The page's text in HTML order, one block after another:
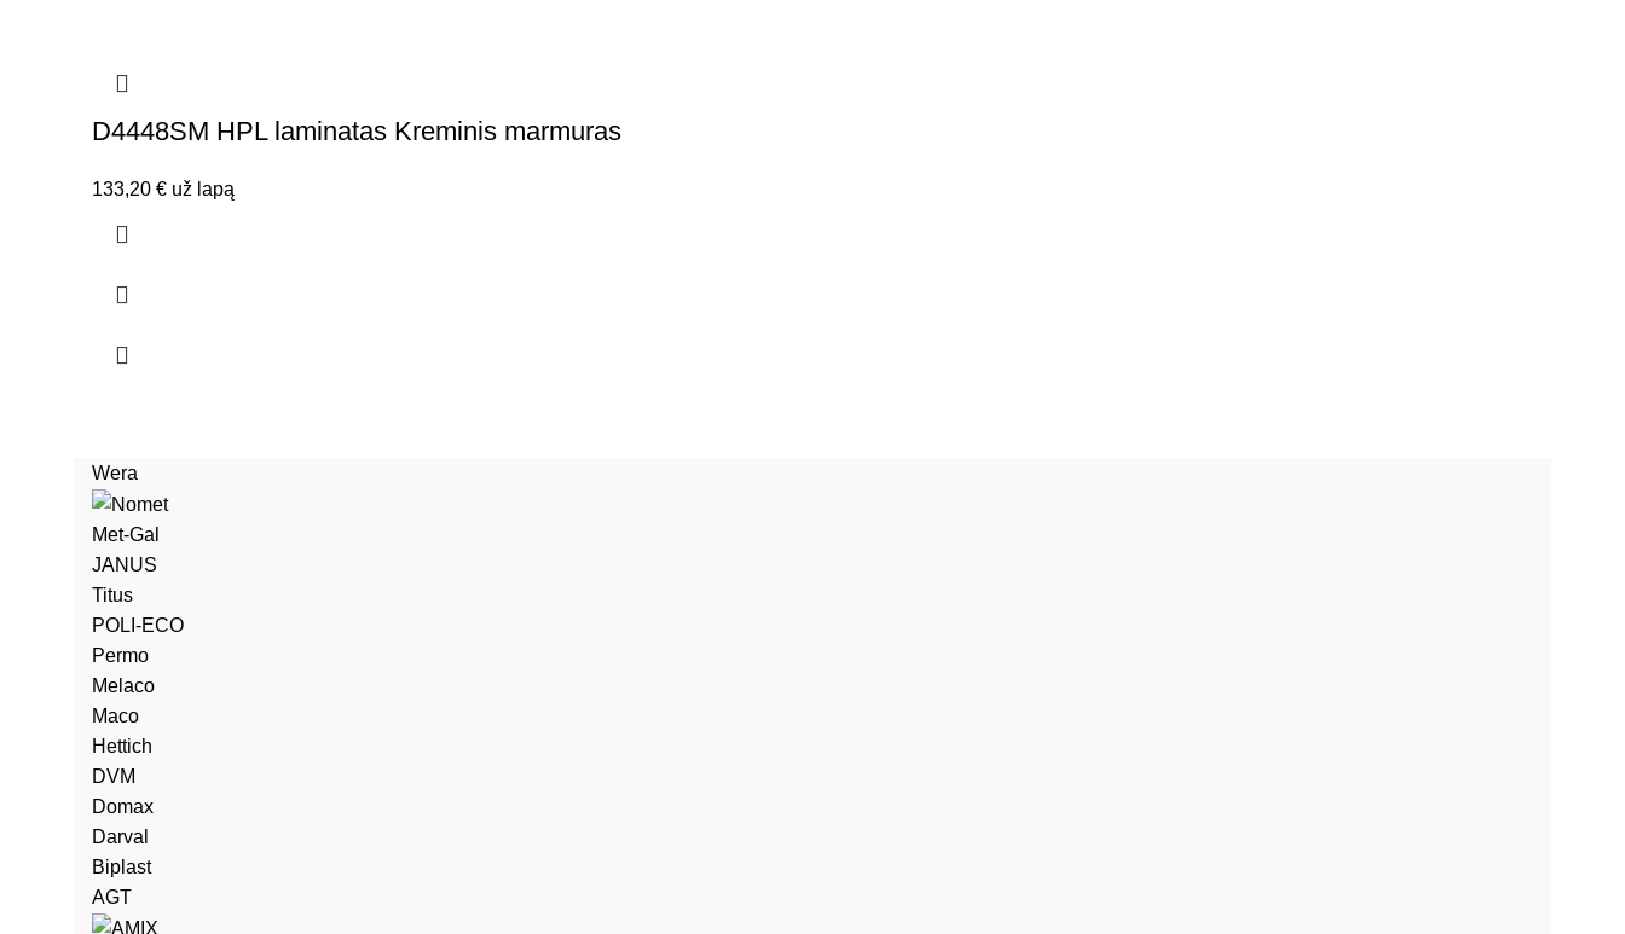
D4448SM HPL laminatas Kreminis marmuras
133,20 € už lapą
Wera
Met-Gal
JANUS
Titus
POLI-ECO
Permo
Melaco
Maco
Hettich
DVM
Domax
Darval
Biplast
AGT